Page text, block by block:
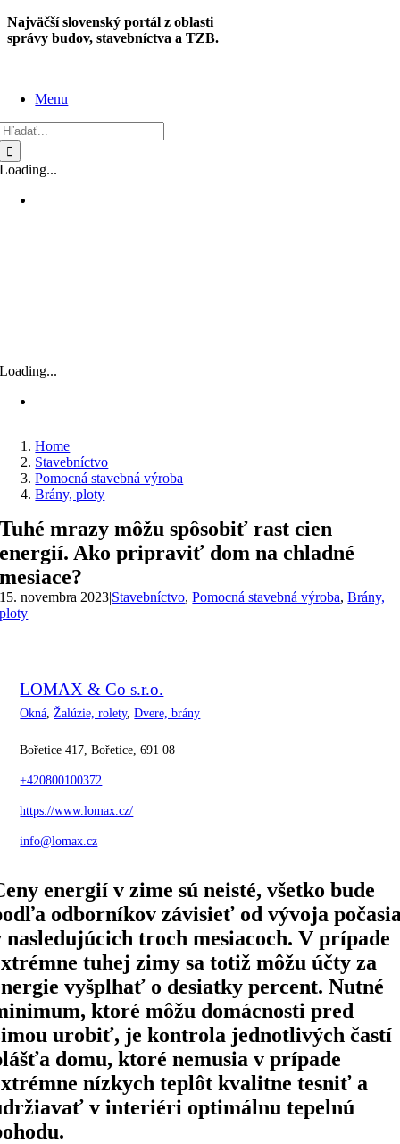
Skip
to
Najväčší slovenský portál z oblasti
správy budov, stavebníctva a TZB.
Menu
Loading...
Loading...
Home
Stavebníctvo
Pomocná stavebná výroba
Brány, ploty
Tuhé mrazy môžu spôsobiť rast cien
energií. Ako pripraviť dom na chladné
mesiace?
15. novembra 2023|Stavebníctvo,Pomocná stavebná výroba,Brány,
ploty|
LOMAX & Co s.r.o.
Okná Žalúzie, rolety,Dvere, brány
Bořetice 417, Bořetice, 691 08
+420800100372
https://www.lomax.cz/
info@lomax.cz
energií v zime sú neisté, všetko bude
odborníkov závisieť od vývoja
nasledujúcich troch mesiacoch. V prípade
tuhej zimy sa totiž môžu účty za
vyšplhať o desiatky percent. Nutné
ktoré môžu domácnosti pred
urobiť, je kontrola jednotlivých častí
domu, ktoré nemusia v prípade
nízkych teplôt kvalitne tesniť a
v interiéri optimálnu tepelnú